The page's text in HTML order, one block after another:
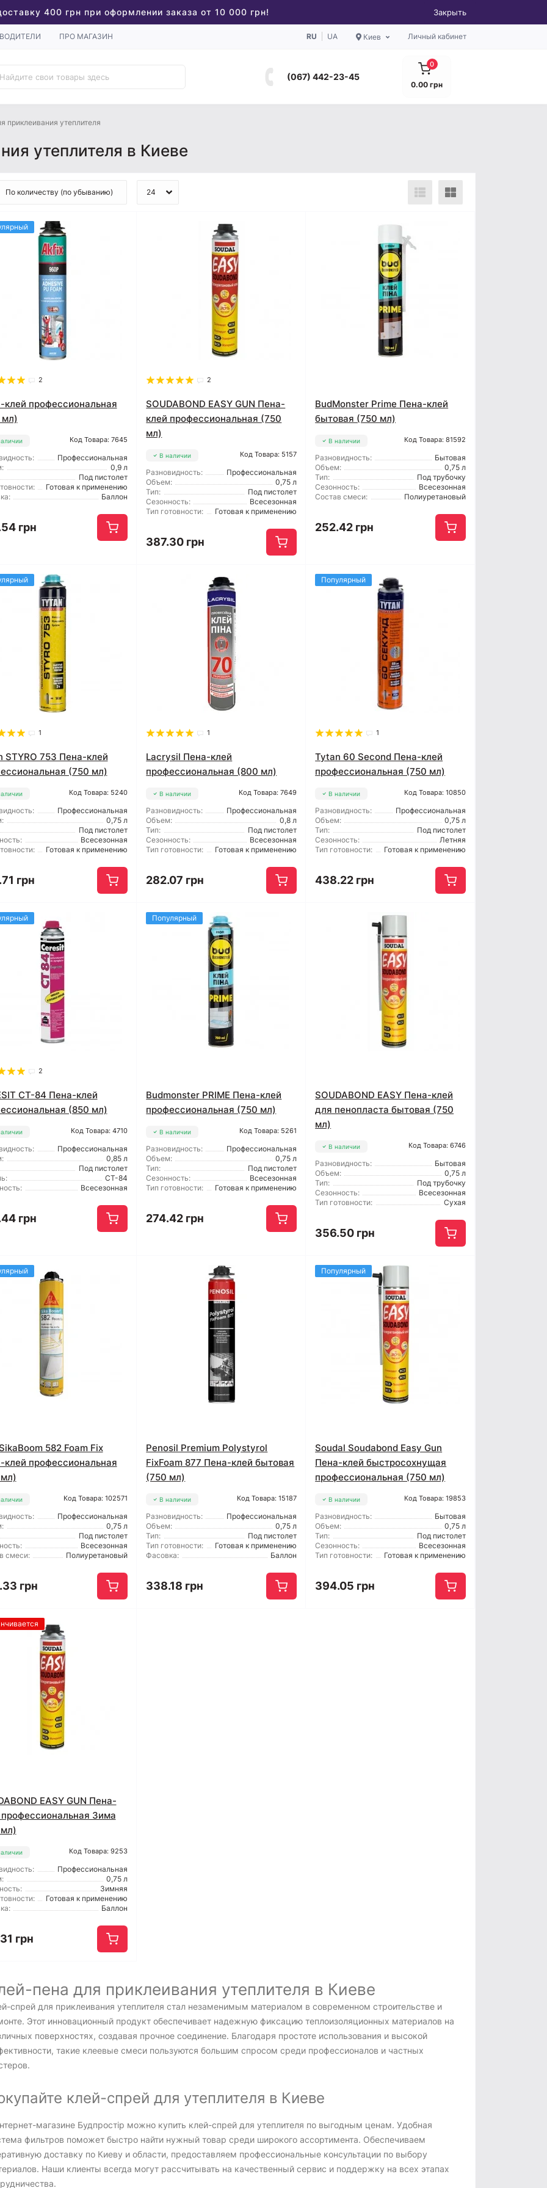
400 грн при оформлении заказа от 10 000 грн! Закрыть
ПРО МАГАЗИН RU UA Киев Личный кабинет
(067) 442-23-45
0
0.00 грн
приклеивания утеплителя
утеплителя в Киеве
2
клей профессиональная
Код Товара: 7645
Профессиональная
0,9 л
Под пистолет
Готовая к применению
Баллон
грн
2
SOUDABOND EASY GUN Пена-
клей профессиональная (750
мл)
В наличии Код Товара: 5157
Разновидность:
Профессиональная
Объем:
0,75 л
Тип:
Под пистолет
Сезонность:
Всесезонная
Тип готовности:
Готовая к применению
387.30 грн
BudMonster Prime Пена-клей
бытовая (750 мл)
В наличии Код Товара: 81592
Разновидность:
Бытовая
Объем:
0,75 л
Тип:
Под трубочку
Сезонность:
Всесезонная
Состав смеси:
Полиуретановый
252.42 грн
1
STYRO 753 Пена-клей
(750 мл)
Код Товара: 5240
Профессиональная
0,75 л
Под пистолет
Всесезонная
Готовая к применению
грн
1
Lacrysil Пена-клей
профессиональная (800 мл)
В наличии Код Товара: 7649
Разновидность:
Профессиональная
Объем:
0,8 л
Тип:
Под пистолет
Сезонность:
Всесезонная
Тип готовности:
Готовая к применению
282.07 грн
Популярный
1
Tytan 60 Second Пена-клей
профессиональная (750 мл)
В наличии Код Товара: 10850
Разновидность:
Профессиональная
Объем:
0,75 л
Тип:
Под пистолет
Сезонность:
Летняя
Тип готовности:
Готовая к применению
438.22 грн
2
CT-84 Пена-клей
(850 мл)
Код Товара: 4710
Профессиональная
0,85 л
Под пистолет
CT-84
Всесезонная
грн
Популярный
Budmonster PRIME Пена-клей
профессиональная (750 мл)
В наличии Код Товара: 5261
Разновидность:
Профессиональная
Объем:
0,75 л
Тип:
Под пистолет
Сезонность:
Всесезонная
Тип готовности:
Готовая к применению
274.42 грн
SOUDABOND EASY Пена-клей
для пенопласта бытовая (750
мл)
В наличии Код Товара: 6746
Разновидность:
Бытовая
Объем:
0,75 л
Тип:
Под трубочку
Сезонность:
Всесезонная
Тип готовности:
Сухая
356.50 грн
582 Foam Fix
клей профессиональная
Код Товара: 102571
Профессиональная
0,75 л
Под пистолет
Всесезонная
смеси:
Полиуретановый
грн
Penosil Premium Polystyrol
FixFoam 877 Пена-клей бытовая
(750 мл)
В наличии Код Товара: 15187
Разновидность:
Профессиональная
Объем:
0,75 л
Тип:
Под пистолет
Тип готовности:
Готовая к применению
Фасовка:
Баллон
338.18 грн
Популярный
Soudal Soudabond Easy Gun
Пена-клей быстросохнущая
профессиональная (750 мл)
В наличии Код Товара: 19853
Разновидность:
Бытовая
Объем:
0,75 л
Тип:
Под пистолет
Сезонность:
Всесезонная
Тип готовности:
Готовая к применению
394.05 грн
EASY GUN Пена-
Зима
Код Товара: 9253
Профессиональная
0,75 л
Зимняя
Готовая к применению
Баллон
грн
пена для приклеивания утеплителя в Киеве
спрей для приклеивания утеплителя стал незаменимым материалом в современном строительстве и
Этот инновационный продукт обеспечивает надежную фиксацию теплоизоляционных материалов на
поверхностях, создавая прочное соединение. Благодаря простоте использования и высокой
такие клеевые смеси пользуются большим спросом среди профессионалов и частных
клей-спрей для утеплителя в Киеве
магазине Будпростір можно купить клей-спрей для утеплителя по выгодным ценам. Удобная
фильтров поможет быстро найти нужный товар среди широкого ассортимента. Обеспечиваем
доставку по Киеву и области, предоставляем профессиональные консультации по выбору
Наши клиенты всегда могут рассчитывать на качественный сервис и поддержку на всех этапах